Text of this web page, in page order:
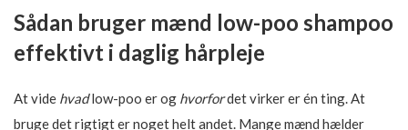
Sådan bruger mænd low-poo shampoo
effektivt i daglig hårpleje
At vide hvadlow-poo er og hvorfordet virker er én ting. At
bruge det rigtigt er noget helt andet. Mange mænd hælder